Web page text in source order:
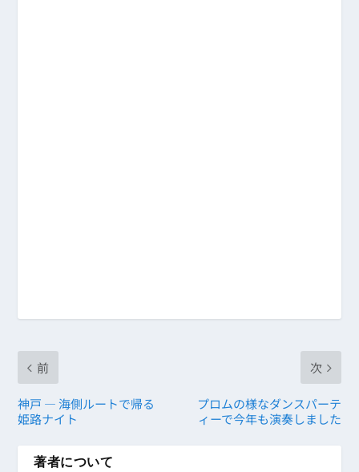
前
神戸 ― 海側ルートで帰る
姫路ナイト
次
プロムの様なダンスパーテ
ィーで今年も演奏しました
著者について